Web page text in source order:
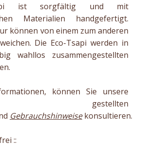
ist sorgfältig und mit
Materialien handgefertigt.
können von einem zum anderen
Die Eco-Tsapi werden in
wahllos zusammengestellten
können Sie unsere
gestellten
Gebrauchshinweisekonsultieren.
::